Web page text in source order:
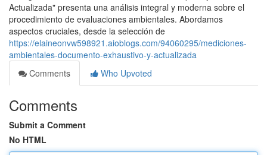
Actualizada" presenta una análisis integral y moderna sobre el
procedimiento de evaluaciones ambientales. Abordamos
aspectos cruciales, desde la selección de
https://elaineonvw598921.aioblogs.com/94060295/mediciones-
ambientales-documento-exhaustivo-y-actualizada
Comments
Who Upvoted
Comments
Submit a Comment
No HTML